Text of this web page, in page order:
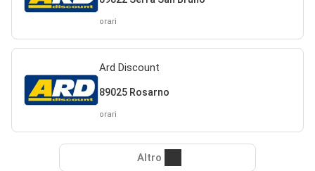
orari
Ard Discount
89025 Rosarno
orari
Altro